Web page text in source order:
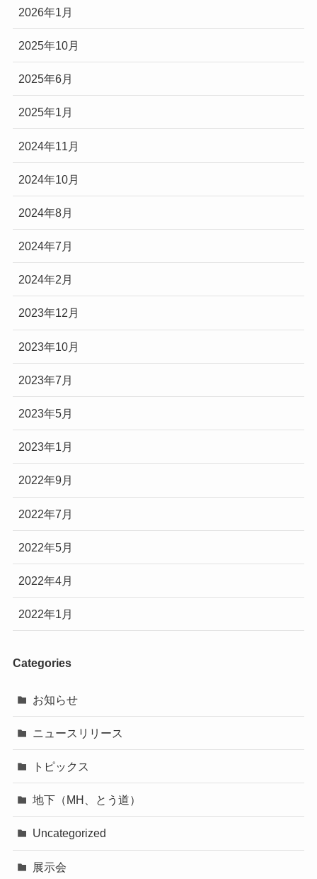
2026年1月
2025年10月
2025年6月
2025年1月
2024年11月
2024年10月
2024年8月
2024年7月
2024年2月
2023年12月
2023年10月
2023年7月
2023年5月
2023年1月
2022年9月
2022年7月
2022年5月
2022年4月
2022年1月
Categories
お知らせ
ニュースリリース
トピックス
地下（MH、とう道）
Uncategorized
展示会